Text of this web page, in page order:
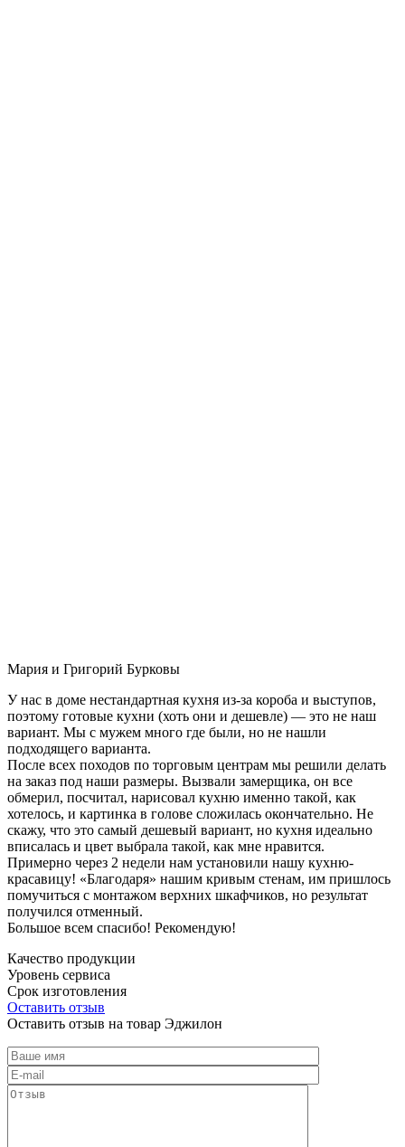
Мария и Григорий Бурковы
У нас в доме нестандартная кухня из-за короба и выступов,
поэтому готовые кухни (хоть они и дешевле) — это не наш
вариант. Мы с мужем много где были, но не нашли
подходящего варианта.
После всех походов по торговым центрам мы решили делать
на заказ под наши размеры. Вызвали замерщика, он все
обмерил, посчитал, нарисовал кухню именно такой, как
хотелось, и картинка в голове сложилась окончательно. Не
скажу, что это самый дешевый вариант, но кухня идеально
вписалась и цвет выбрала такой, как мне нравится.
Примерно через 2 недели нам установили нашу кухню-
красавицу! «Благодаря» нашим кривым стенам, им пришлось
помучиться с монтажом верхних шкафчиков, но результат
получился отменный.
Большое всем спасибо! Рекомендую!
Качество продукции
Уровень сервиса
Срок изготовления
Оставить отзыв
Оставить отзыв на товар Эджилон